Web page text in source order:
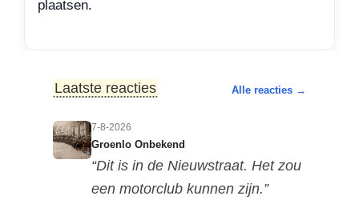
plaatsen.
Laatste reacties Alle reacties →
7-8-2026
Groenlo Onbekend
“Dit is in de Nieuwstraat. Het zou
een motorclub kunnen zijn.”